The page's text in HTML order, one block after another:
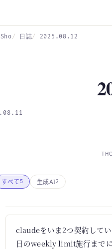
日誌 2025.08.12
すべて 5 生成AI2
claudeをいま2つ契約して
日のweekly limit施行まで